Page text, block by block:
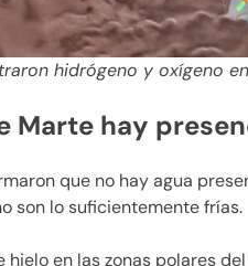
hidrógeno y oxígeno en
Marte hay
que no hay agua
son lo suficientemente frías.
hielo en las zonas polares